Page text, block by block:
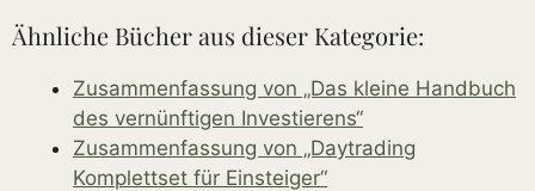
Ähnliche Bücher aus dieser Kategorie:
Zusammenfassung von „Das kleine Handbuch
des vernünftigen Investierens“
Zusammenfassung von „Daytrading
Komplettset für Einsteiger“